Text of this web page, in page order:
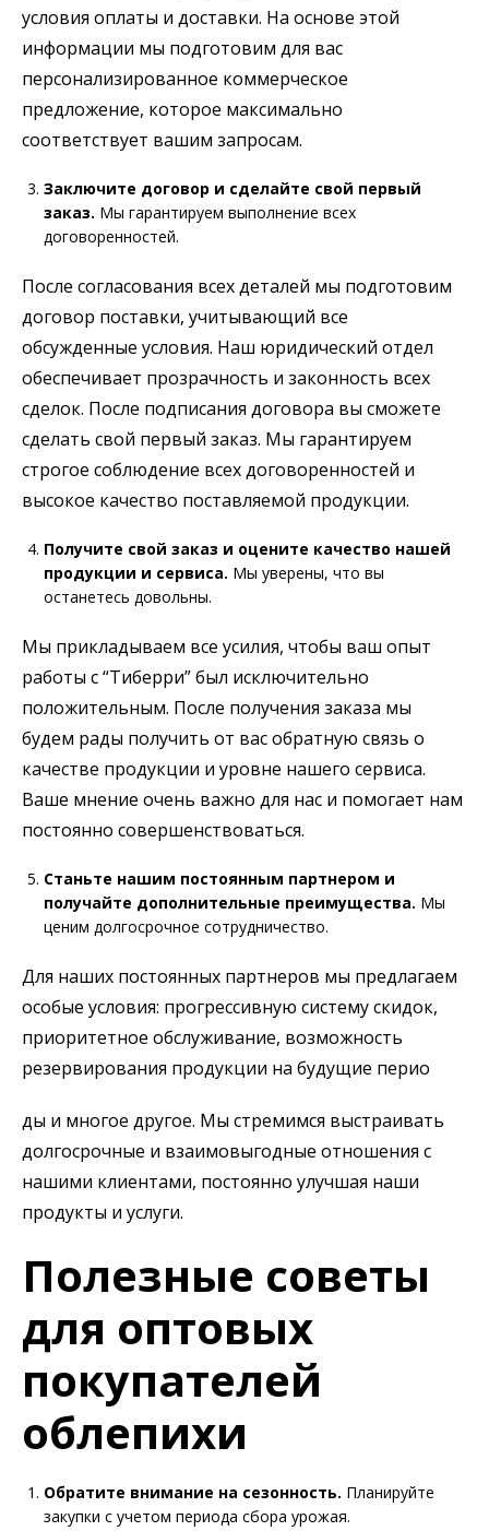
условия оплаты и доставки. На основе этой
информации мы подготовим для вас
персонализированное коммерческое
предложение, которое максимально
соответствует вашим запросам.
Заключите договор и сделайте свой первый
заказ. Мы гарантируем выполнение всех
договоренностей.
После согласования всех деталей мы подготовим
договор поставки, учитывающий все
обсужденные условия. Наш юридический отдел
обеспечивает прозрачность и законность всех
сделок. После подписания договора вы сможете
сделать свой первый заказ. Мы гарантируем
строгое соблюдение всех договоренностей и
высокое качество поставляемой продукции.
Получите свой заказ и оцените качество нашей
продукции и сервиса. Мы уверены, что вы
останетесь довольны.
Мы прикладываем все усилия, чтобы ваш опыт
работы с “Тиберри” был исключительно
положительным. После получения заказа мы
будем рады получить от вас обратную связь о
качестве продукции и уровне нашего сервиса.
Ваше мнение очень важно для нас и помогает нам
постоянно совершенствоваться.
Станьте нашим постоянным партнером и
получайте дополнительные преимущества. Мы
ценим долгосрочное сотрудничество.
Для наших постоянных партнеров мы предлагаем
особые условия: прогрессивную систему скидок,
приоритетное обслуживание, возможность
резервирования продукции на будущие перио
ды и многое другое. Мы стремимся выстраивать
долгосрочные и взаимовыгодные отношения с
нашими клиентами, постоянно улучшая наши
продукты и услуги.
Полезные советы
для оптовых
покупателей
облепихи
Обратите внимание на сезонность. Планируйте
закупки с учетом периода сбора урожая.